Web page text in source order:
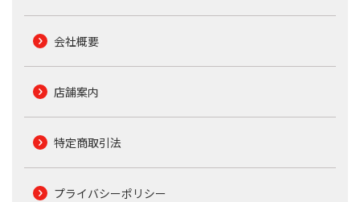
会社概要
店舗案内
特定商取引法
プライバシーポリシー